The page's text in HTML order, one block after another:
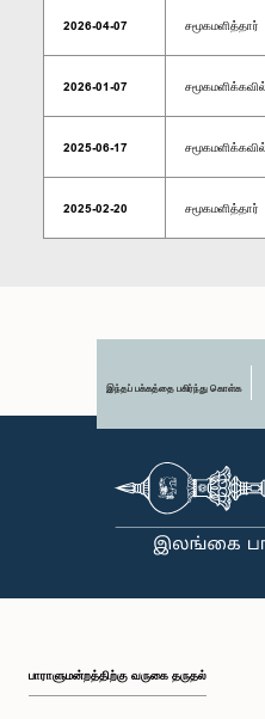
2026-04-07 சமூகமளித்தார்
2026-01-07
2025-06-17
2025-02-20 சமூகமளித்தார்
இந்தப் பக்கத்தை பகிர்ந்து கொள்க
பாராளுமன்றத்திற்கு வருகை தருதல்